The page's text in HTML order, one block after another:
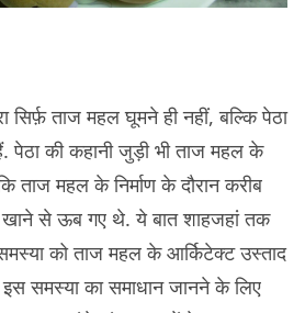
सिर्फ़ ताज महल घूमने ही नहीं, बल्कि पेठा
की कहानी जुड़ी भी ताज महल के
ताज महल के निर्माण के दौरान करीब
से ऊब गए थे. ये बात शाहजहां तक
को ताज महल के आर्किटेक्ट उस्ताद
इस समस्या का समाधान जानने के लिए